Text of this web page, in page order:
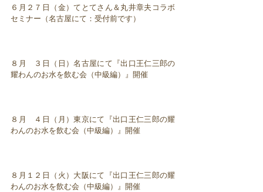
６月２７日（金）てとてさん＆丸井章夫コラボ
セミナー（名古屋にて：受付前です）
８月 ３日（日）名古屋にて『出口王仁三郎の
耀わんのお水を飲む会（中級編）』開催
８月 ４日（月）東京にて『出口王仁三郎の耀
わんのお水を飲む会（中級編）』開催
８月１２日（火）大阪にて『出口王仁三郎の耀
わんのお水を飲む会（中級編）』開催